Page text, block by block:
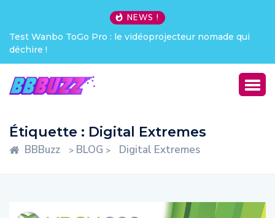
NEWS !
Test Wanbo ToGo Pro : le vidéoprojecteur nomade qui
déchire !
Étiquette : Digital Extremes
BBBuzz > BLOG > Digital Extremes